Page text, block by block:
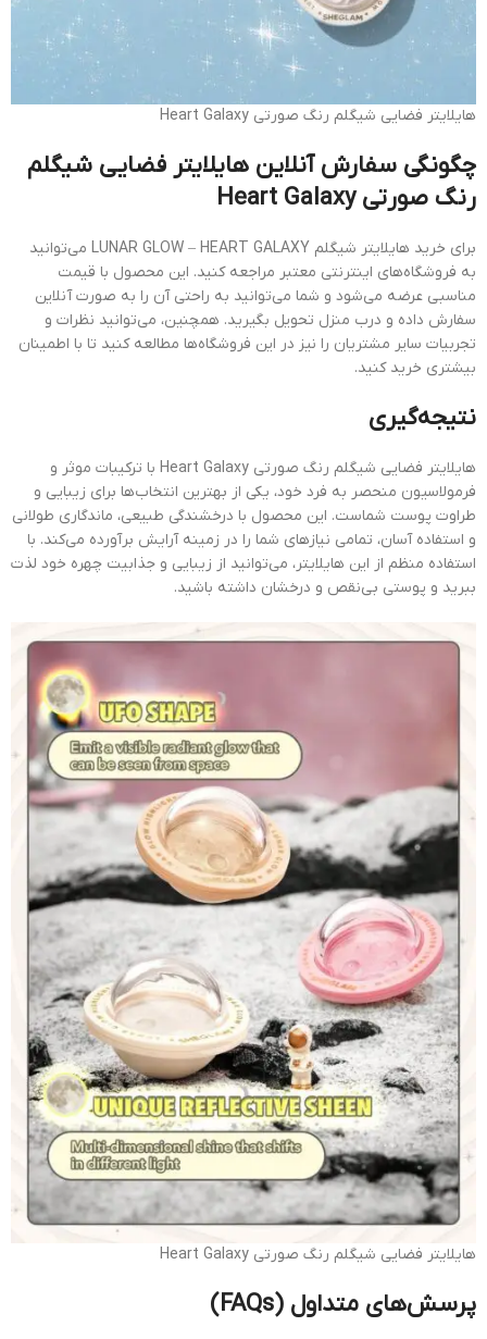
هایلایتر فضایی شیگلم رنگ صورتی Heart Galaxy
چگونگی سفارش آنلاین هایلایتر فضایی شیگلم
رنگ صورتی Heart Galaxy
برای خرید هایلایتر شیگلم LUNAR GLOW – HEART GALAXY می‌توانید
به فروشگاه‌های اینترنتی معتبر مراجعه کنید. این محصول با قیمت
مناسبی عرضه می‌شود و شما می‌توانید به راحتی آن را به صورت آنلاین
سفارش داده و درب منزل تحویل بگیرید. همچنین، می‌توانید نظرات و
تجربیات سایر مشتریان را نیز در این فروشگاه‌ها مطالعه کنید تا با اطمینان
بیشتری خرید کنید.
نتیجه‌گیری
هایلایتر فضایی شیگلم رنگ صورتی Heart Galaxy با ترکیبات موثر و
فرمولاسیون منحصر به فرد خود، یکی از بهترین انتخاب‌ها برای زیبایی و
طراوت پوست شماست. این محصول با درخشندگی طبیعی، ماندگاری طولانی
و استفاده آسان، تمامی نیازهای شما را در زمینه آرایش برآورده می‌کند. با
استفاده منظم از این هایلایتر، می‌توانید از زیبایی و جذابیت چهره خود لذت
ببرید و پوستی بی‌نقص و درخشان داشته باشید.
هایلایتر فضایی شیگلم رنگ صورتی Heart Galaxy
پرسش‌های متداول (FAQs)